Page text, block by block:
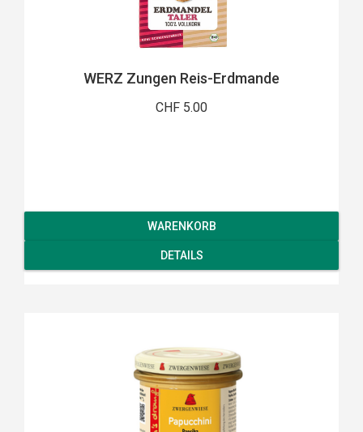
WERZ Zungen Reis-Erdmande
CHF 5.00
WARENKORB
DETAILS